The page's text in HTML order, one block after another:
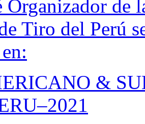
de
Tiro del Perú
&